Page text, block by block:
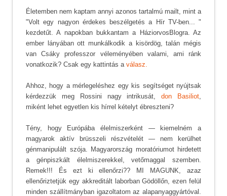
Életemben nem kaptam annyi azonos tartalmú mailt, mint a
"Volt egy nagyon érdekes beszélgetés a Hír TV-ben... "
kezdetűt. A napokban bukkantam a HáziorvosBlogra. Az
ember lányában ott munkálkodik a kisördög, talán mégis
van Csáky professzor véleményében valami, ami ránk
vonatkozik? Csak egy kattintás a válasz.
Ahhoz, hogy a mérlegeléshez egy kis segítséget nyújtsak
kérdezzük meg Rossini nagy intrikusát,don Basiliot,
miként lehet egyetlen kis hírrel kételyt ébreszteni?
Tény, hogy Európába élelmiszerként — kiemelném a
magyarok aktív brüsszeli részvételét — nem kerülhet
génmanipulált szója. Magyarország moratóriumot hirdetett
a génpiszkált élelmiszerekkel, vetőmaggal szemben.
Remek!!! És ezt ki ellenőrzi?? MI MAGUNK, azaz
ellenőriztetjük egy akkreditált laborban Gödöllőn, ezen felül
minden szállítmányban igazoltatom az alapanyaggyártóval.